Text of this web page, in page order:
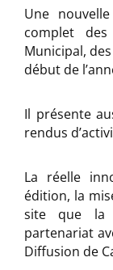
Une
complet
Municipal,
début de
Il présente
rendus
La réelle
édition, la
site que la
partenariat
Diffusion de